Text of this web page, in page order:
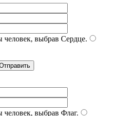
человек, выбрав Сердце.
человек, выбрав Флаг.